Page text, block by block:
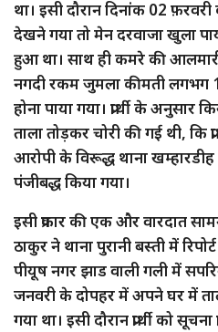
था। इसी दौरान दिनांक 02 फ़रवरी
देखने गया तो मेन दरवाजा खुला
हुआ था। साथ ही कमरे की
नगदी रकम जुमला कीमती लगभग
होना पाया गया। प्रार्थी के अनुसार
ताला तोड़कर चोरी की गई थी, कि
आरोपी के विरूद्ध थाना
पंजीबद्ध किया गया।
इसी प्रकार की एक और वारदात
ठाकुर ने थाना पुरानी बस्ती में
पीयूष नगर झाड वाली गली में
जनवरी के दोपहर में अपने घर में
गया था। इसी दौरान प्रार्थी को